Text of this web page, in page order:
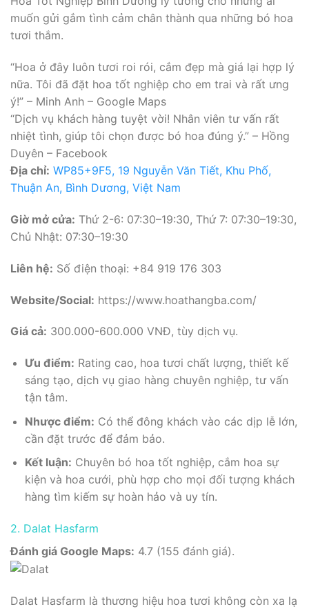
muốn gửi gắm tình cảm chân thành qua những bó hoa
tươi thắm.
“Hoa ở đây luôn tươi roi rói, cắm đẹp mà giá lại hợp lý
nữa. Tôi đã đặt hoa tốt nghiệp cho em trai và rất ưng
ý!” – Minh Anh – Google Maps
“Dịch vụ khách hàng tuyệt vời! Nhân viên tư vấn rất
nhiệt tình, giúp tôi chọn được bó hoa đúng ý.” – Hồng
Duyên – Facebook
Địa chỉ: WP85+9F5, 19 Nguyễn Văn Tiết, Khu Phố,
Thuận An, Bình Dương, Việt Nam
Giờ mở cửa: Thứ 2-6: 07:30–19:30, Thứ 7: 07:30–19:30,
Chủ Nhật: 07:30–19:30
Liên hệ: Số điện thoại: +84 919 176 303
Website/Social: https://www.hoathangba.com/
Giá cả: 300.000-600.000 VNĐ, tùy dịch vụ.
Ưu điểm: Rating cao, hoa tươi chất lượng, thiết kế
sáng tạo, dịch vụ giao hàng chuyên nghiệp, tư vấn
tận tâm.
Nhược điểm: Có thể đông khách vào các dịp lễ lớn,
cần đặt trước để đảm bảo.
Kết luận: Chuyên bó hoa tốt nghiệp, cắm hoa sự
kiện và hoa cưới, phù hợp cho mọi đối tượng khách
hàng tìm kiếm sự hoàn hảo và uy tín.
2. Dalat Hasfarm
Đánh giá Google Maps: 4.7 (155 đánh giá).
Dalat Hasfarm là thương hiệu hoa tươi không còn xa lạ